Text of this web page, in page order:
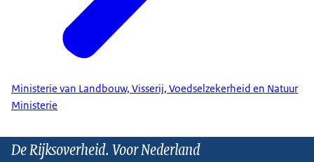
Ministerie van Landbouw, Visserij, Voedselzekerheid en Natuur
Ministerie
De Rijksoverheid. Voor Nederland